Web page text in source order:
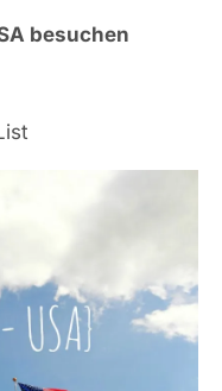
besuchen